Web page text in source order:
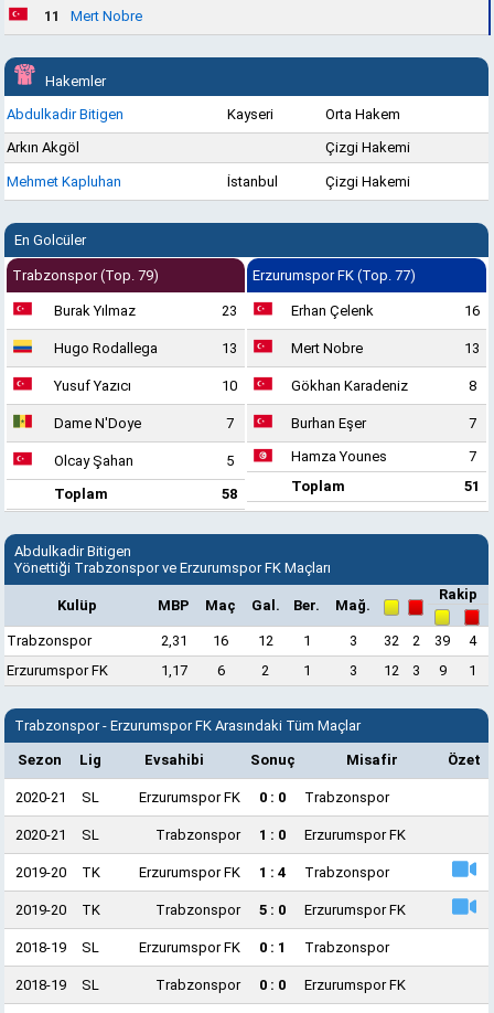
11 Mert Nobre
Hakemler
Abdulkadir Bitigen
Kayseri
Orta Hakem
Arkın Akgöl
Çizgi Hakemi
Mehmet Kapluhan İstanbul Çizgi Hakemi
En Golcüler
Trabzonspor (Top. 79)
Burak Yılmaz 23
Hugo Rodallega 13
Yusuf Yazıcı 10
Dame N'Doye 7
Olcay Şahan
5
Toplam
58
Erzurumspor FK (Top. 77)
Erhan Çelenk 16
Mert Nobre 13
Gökhan Karadeniz 8
Burhan Eşer
7
Hamza Younes
7
Toplam
51
Abdulkadir Bitigen
Yönettiği Trabzonspor ve Erzurumspor FK Maçları
Kulüp MBP Maç Gal. Ber. Mağ.
Rakip
Trabzonspor 2,31 16 12 1 3 32 2 39
4
Erzurumspor FK
1,17 6 2 1 3 12 3 9 1
Trabzonspor - Erzurumspor FK Arasındaki Tüm Maçlar
Sezon Lig Evsahibi Sonuç Misafir Özet
2020-21 SL Erzurumspor FK 0 : 0 Trabzonspor
2020-21 SL Trabzonspor 1 : 0 Erzurumspor FK
2019-20 TK Erzurumspor FK 1 : 4 Trabzonspor
2019-20 TK Trabzonspor 5 : 0 Erzurumspor FK
2018-19 SL Erzurumspor FK 0 : 1 Trabzonspor
2018-19 SL Trabzonspor 0 : 0 Erzurumspor FK